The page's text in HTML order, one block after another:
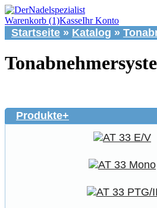
Warenkorb (1)KasseIhr Konto
Startseite » Katalog »
Produkte+